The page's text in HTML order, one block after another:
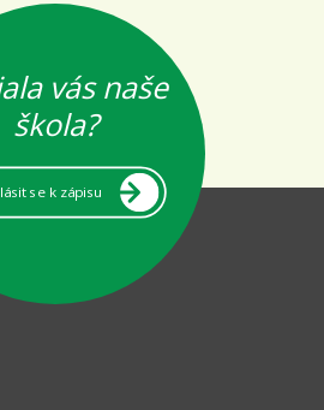
vás naše
škola?
se k zápisu